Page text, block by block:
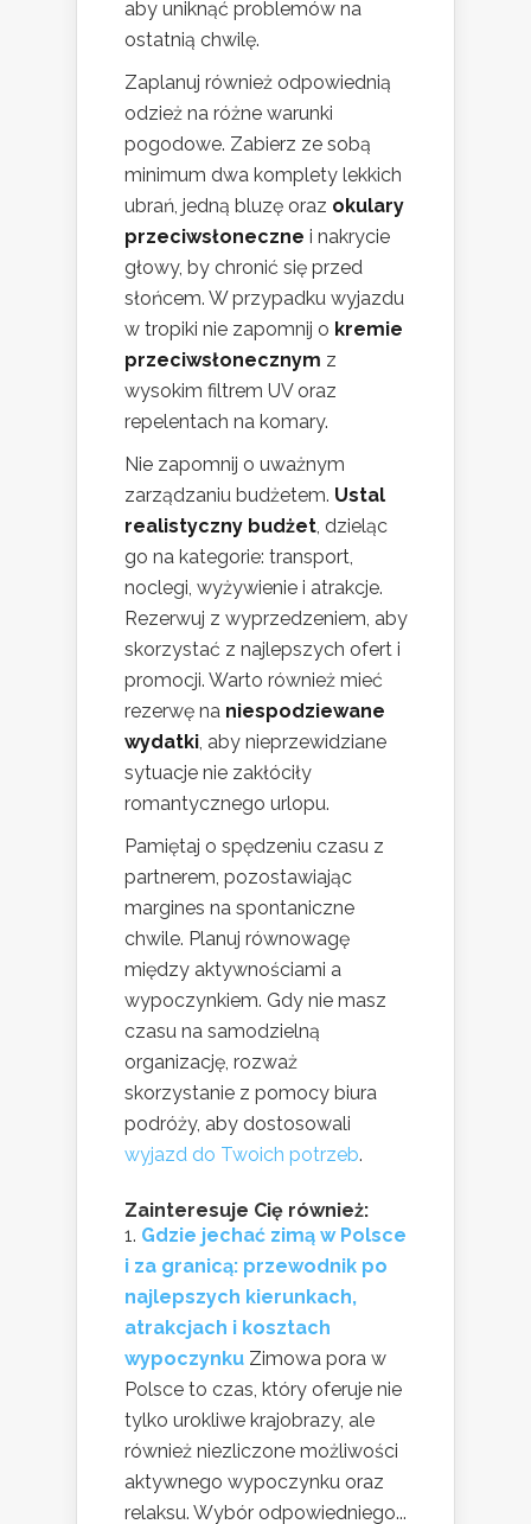
aby uniknąć problemów na
ostatnią chwilę.
Zaplanuj również odpowiednią
odzież na różne warunki
pogodowe. Zabierz ze sobą
minimum dwa komplety lekkich
ubrań, jedną bluzę oraz okulary
przeciwsłoneczne i nakrycie
głowy, by chronić się przed
słońcem. W przypadku wyjazdu
w tropiki nie zapomnij o kremie
przeciwsłonecznym z
wysokim filtrem UV oraz
repelentach na komary.
Nie zapomnij o uważnym
zarządzaniu budżetem. Ustal
realistyczny budżet , dzieląc
go na kategorie: transport,
noclegi, wyżywienie i atrakcje.
Rezerwuj z wyprzedzeniem, aby
skorzystać z najlepszych ofert i
promocji. Warto również mieć
rezerwę na niespodziewane
wydatki , aby nieprzewidziane
sytuacje nie zakłóciły
romantycznego urlopu.
Pamiętaj o spędzeniu czasu z
partnerem, pozostawiając
margines na spontaniczne
chwile. Planuj równowagę
między aktywnościami a
wypoczynkiem. Gdy nie masz
czasu na samodzielną
organizację, rozważ
skorzystanie z pomocy biura
podróży, aby dostosowali
wyjazd do Twoich potrzeb.
Zainteresuje Cię również:
Gdzie jechać zimą w Polsce
i za granicą: przewodnik po
najlepszych kierunkach,
atrakcjach i kosztach
wypoczynku Zimowa pora w
Polsce to czas, który oferuje nie
tylko urokliwe krajobrazy, ale
również niezliczone możliwości
aktywnego wypoczynku oraz
relaksu. Wybór odpowiedniego...